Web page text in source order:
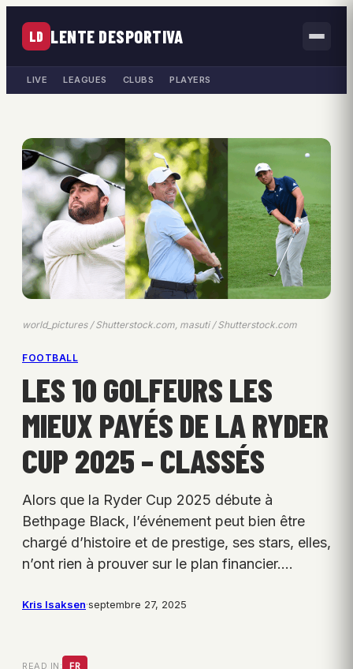
LD LENTE DESPORTIVA
LIVE LEAGUES CLUBS PLAYERS
world_pictures / Shutterstock.com, masuti / Shutterstock.com
FOOTBALL
LES 10 GOLFEURS LES
MIEUX PAYÉS DE LA RYDER
CUP 2025 – CLASSÉS
Alors que la Ryder Cup 2025 débute à
Bethpage Black, l’événement peut bien être
chargé d’histoire et de prestige, ses stars, elles,
n’ont rien à prouver sur le plan financier.…
Kris Isaksen·septembre 27, 2025
READ IN: FR